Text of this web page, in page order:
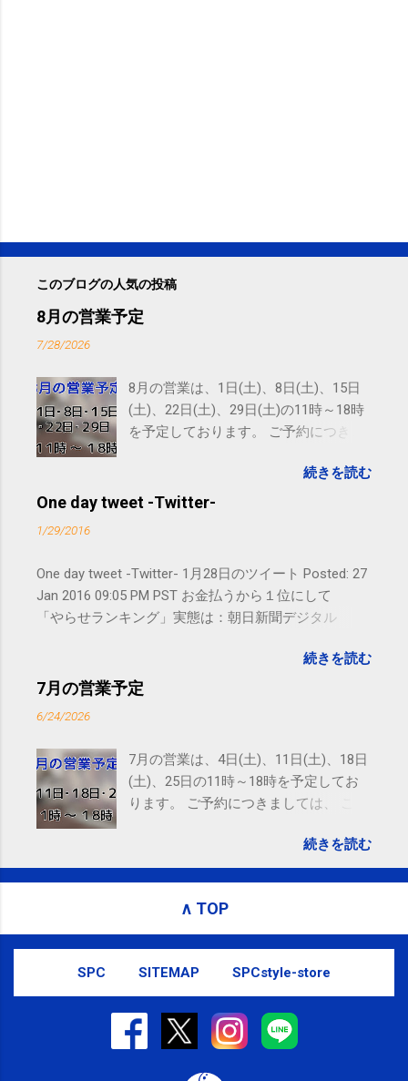
このブログの人気の投稿
8月の営業予定
7/28/2026
8月の営業は、1日(土)、8日(土)、15日
(土)、22日(土)、29日(土)の11時～18時
を予定しております。 ご予約につきま
す。 電話に出られないことがあります
ので、ご予約、お問い合わせは
続きを読む
One day tweet -Twitter-
1/29/2016
One day tweet -Twitter- 1月28日のツイート Posted: 27
Jan 2016 09:05 PM PST お金払うから１位にして
「やらせランキング」実態は：朝日新聞デジタル
to email updates from サクマフィジカルコンディショ
ニング(@SPCstyle) - Twilog . To stop receiving these
powered by Google Google Inc., 1600 Amphitheatre
Parkway, Mountain View, CA 94043, United States
続きを読む
7月の営業予定
6/24/2026
7月の営業は、4日(土)、11日(土)、18日
(土)、25日の11時～18時を予定してお
ります。 ご予約につきましては、 こち
れないことがありますので、ご予約、
お問い合わせはSMS（ショートメッセ
続きを読む
∧ TOP
SPC SITEMAP SPCstyle-store